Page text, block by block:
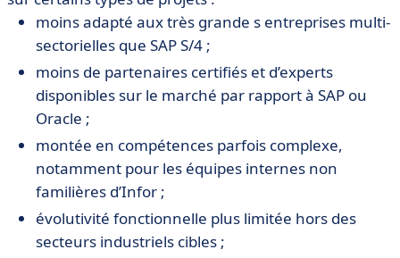
moins adapté aux très grande s entreprises multi-
sectorielles que SAP S/4 ;
moins de partenaires certifiés et d’experts
disponibles sur le marché par rapport à SAP ou
Oracle ;
montée en compétences parfois complexe,
notamment pour les équipes internes non
familières d’Infor ;
évolutivité fonctionnelle plus limitée hors des
secteurs industriels cibles ;